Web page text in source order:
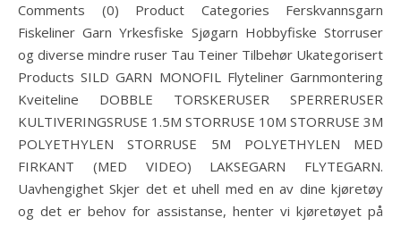
Comments (0) Product Categories Ferskvannsgarn
Fiskeliner Garn Yrkesfiske Sjøgarn Hobbyfiske Storruser
og diverse mindre ruser Tau Teiner Tilbehør Ukategorisert
Products SILD GARN MONOFIL Flyteliner Garnmontering
Kveiteline DOBBLE TORSKERUSER SPERRERUSER
KULTIVERINGSRUSE 1.5M STORRUSE 10M STORRUSE 3M
POLYETHYLEN STORRUSE 5M POLYETHYLEN MED
FIRKANT (MED VIDEO) LAKSEGARN FLYTEGARN.
Uavhengighet Skjer det et uhell med en av dine kjøretøy
og det er behov for assistanse, henter vi kjøretøyet på